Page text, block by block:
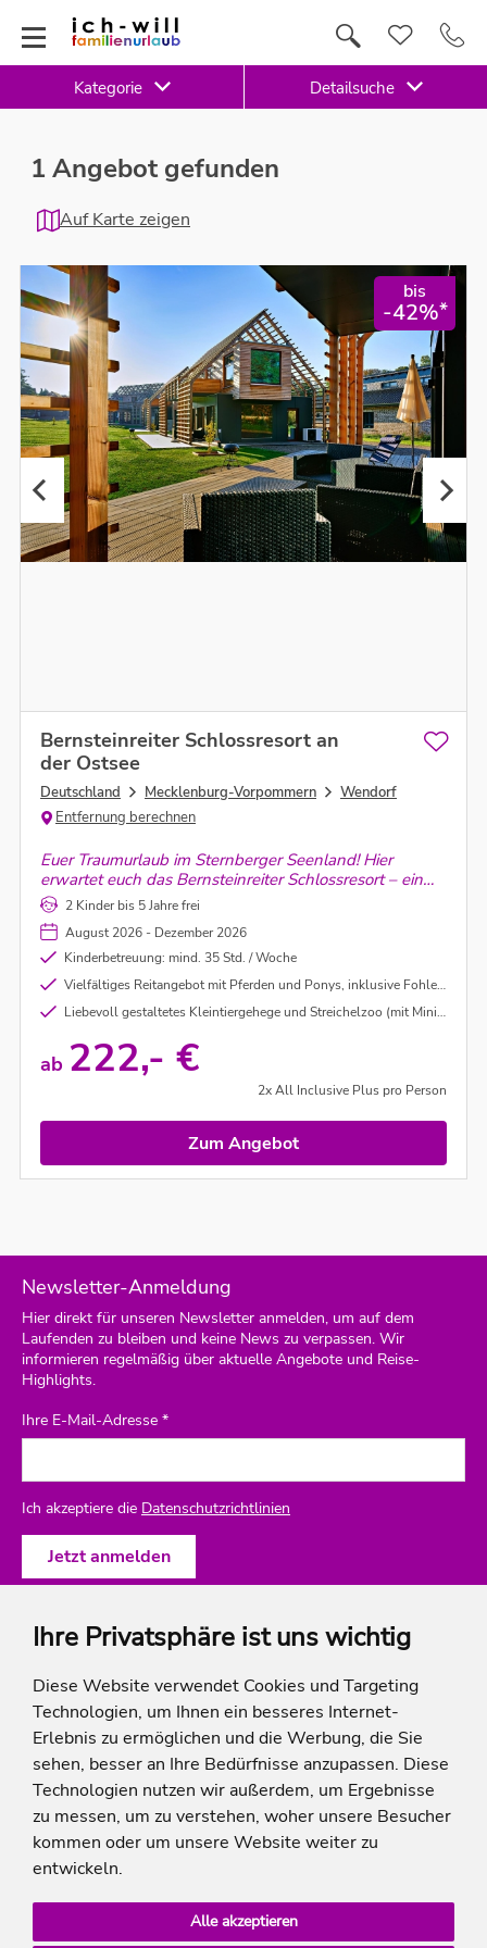
Ihre Privatsphäre ist uns wichtig
Diese Website verwendet Cookies und Targeting
Technologien, um Ihnen ein besseres Internet-
Erlebnis zu ermöglichen und die Werbung, die Sie
sehen, besser an Ihre Bedürfnisse anzupassen. Diese
Technologien nutzen wir außerdem, um Ergebnisse
zu messen, um zu verstehen, woher unsere Besucher
kommen oder um unsere Website weiter zu
entwickeln.
Alle akzeptieren
Kategorie Detailsuche
1 Angebot gefunden
Auf Karte zeigen
bis
-42%*
Bernsteinreiter Schlossresort an
der Ostsee
Deutschland Mecklenburg-Vorpommern
Wendorf
Entfernung berechnen
Euer Traumurlaub im Sternberger Seenland! Hier
erwartet euch das Bernsteinreiter Schlossresort – ein
Erlebnisreiterhof für die ganze Familie und besonders
für Pferdefreunde.
2 Kinder bis 5 Jahre frei
August 2026 - Dezember 2026
Kinderbetreuung: mind. 35 Std. / Woche
Vielfältiges Reitangebot mit Pferden und Ponys, inklusive Fohlen und UNESCO-Kulturerbe Trakehner Pferdezucht
Liebevoll gestaltetes Kleintiergehege und Streichelzoo (mit Minischweine, Ziegen, Hasen, Lamas, Kälber uvm.) und aufregende Abenteuerspielwelten
ab 222,- €
2x All Inclusive Plus pro Person
Zum Angebot
Newsletter-Anmeldung
Hier direkt für unseren Newsletter anmelden, um auf dem
Laufenden zu bleiben und keine News zu verpassen. Wir
informieren regelmäßig über aktuelle Angebote und Reise-
Highlights.
Ihre E-Mail-Adresse *
Ich akzeptiere die Datenschutzrichtlinien
ich-will-familienurlaub
Rechtliches
auf die Summe der Preise der Einzelleistungen.
**Streichpreise beziehen sich auf die ursprünglichen Preise des Reiseveranstalters.